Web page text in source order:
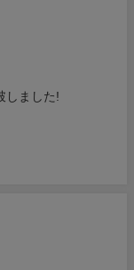
しました!